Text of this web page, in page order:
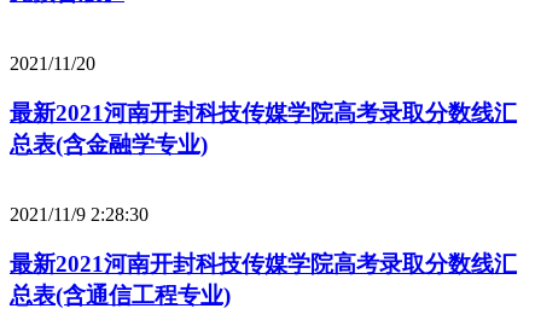
2021/11/20
最新2021河南开封科技传媒学院高考录取分数线汇
总表(含金融学专业)
2021/11/9 2:28:30
最新2021河南开封科技传媒学院高考录取分数线汇
总表(含通信工程专业)